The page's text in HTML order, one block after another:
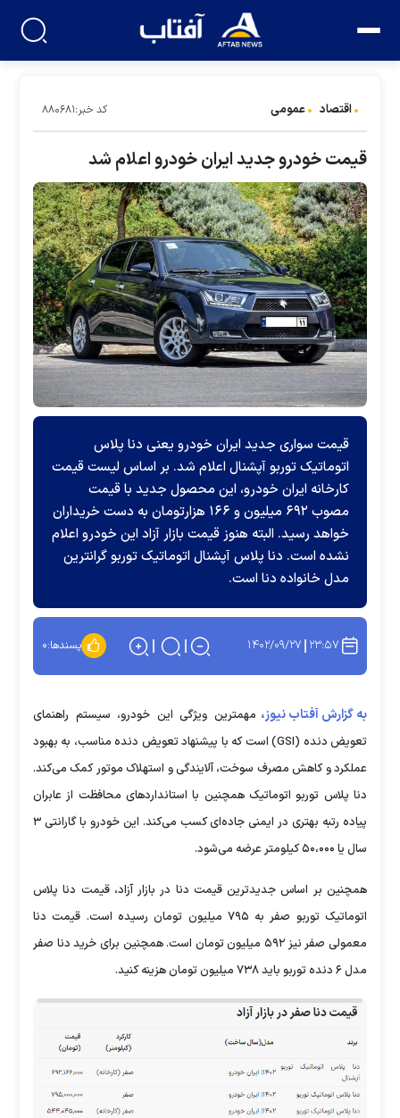
اقتصاد عمومی کد خبر:۸۸۰۶۸۱
قیمت خودرو جدید ایران خودرو اعلام شد
قیمت سواری جدید ایران خودرو یعنی دنا پلاس
اتوماتیک توربو آپشنال اعلام شد. بر اساس لیست قیمت
کارخانه ایران خودرو، این محصول جدید با قیمت
مصوب ۶۹۲ میلیون و ۱۶۶ هزارتومان به دست خریداران
خواهد رسید. البته هنوز قیمت بازار آزاد این خودرو اعلام
نشده است. دنا پلاس آپشنال اتوماتیک توربو گرانترین
مدل خانواده دنا است.
۲۳:۵۷ ۱۴۰۲/۰۹/۲۷ پسندها:۰
به گزارش آفتاب نیوز، مهمترین ویژگی این خودرو، سیستم راهنمای
تعویض دنده (GSI) است که با پیشنهاد تعویض دنده مناسب، به بهبود
عملکرد و کاهش مصرف سوخت، آلایندگی و استهلاک موتور کمک می‌کند.
دنا پلاس توربو اتوماتیک همچنین با استاندارد‌های محافظت از عابران
پیاده رتبه بهتری در ایمنی جاده‌ای کسب می‌کند. این خودرو با گارانتی ۳
سال یا ۵۰،۰۰۰ کیلومتر عرضه می‌شود.
همچنین بر اساس جدیدترین قیمت دنا در بازار آزاد، قیمت دنا پلاس
اتوماتیک توربو صفر به ۷۹۵ میلیون تومان رسیده است. قیمت دنا
معمولی صفر نیز ۵۹۲ میلیون تومان است. همچنین برای خرید دنا صفر
مدل ۶ دنده توربو باید ۷۳۸ میلیون تومان هزینه کنید.